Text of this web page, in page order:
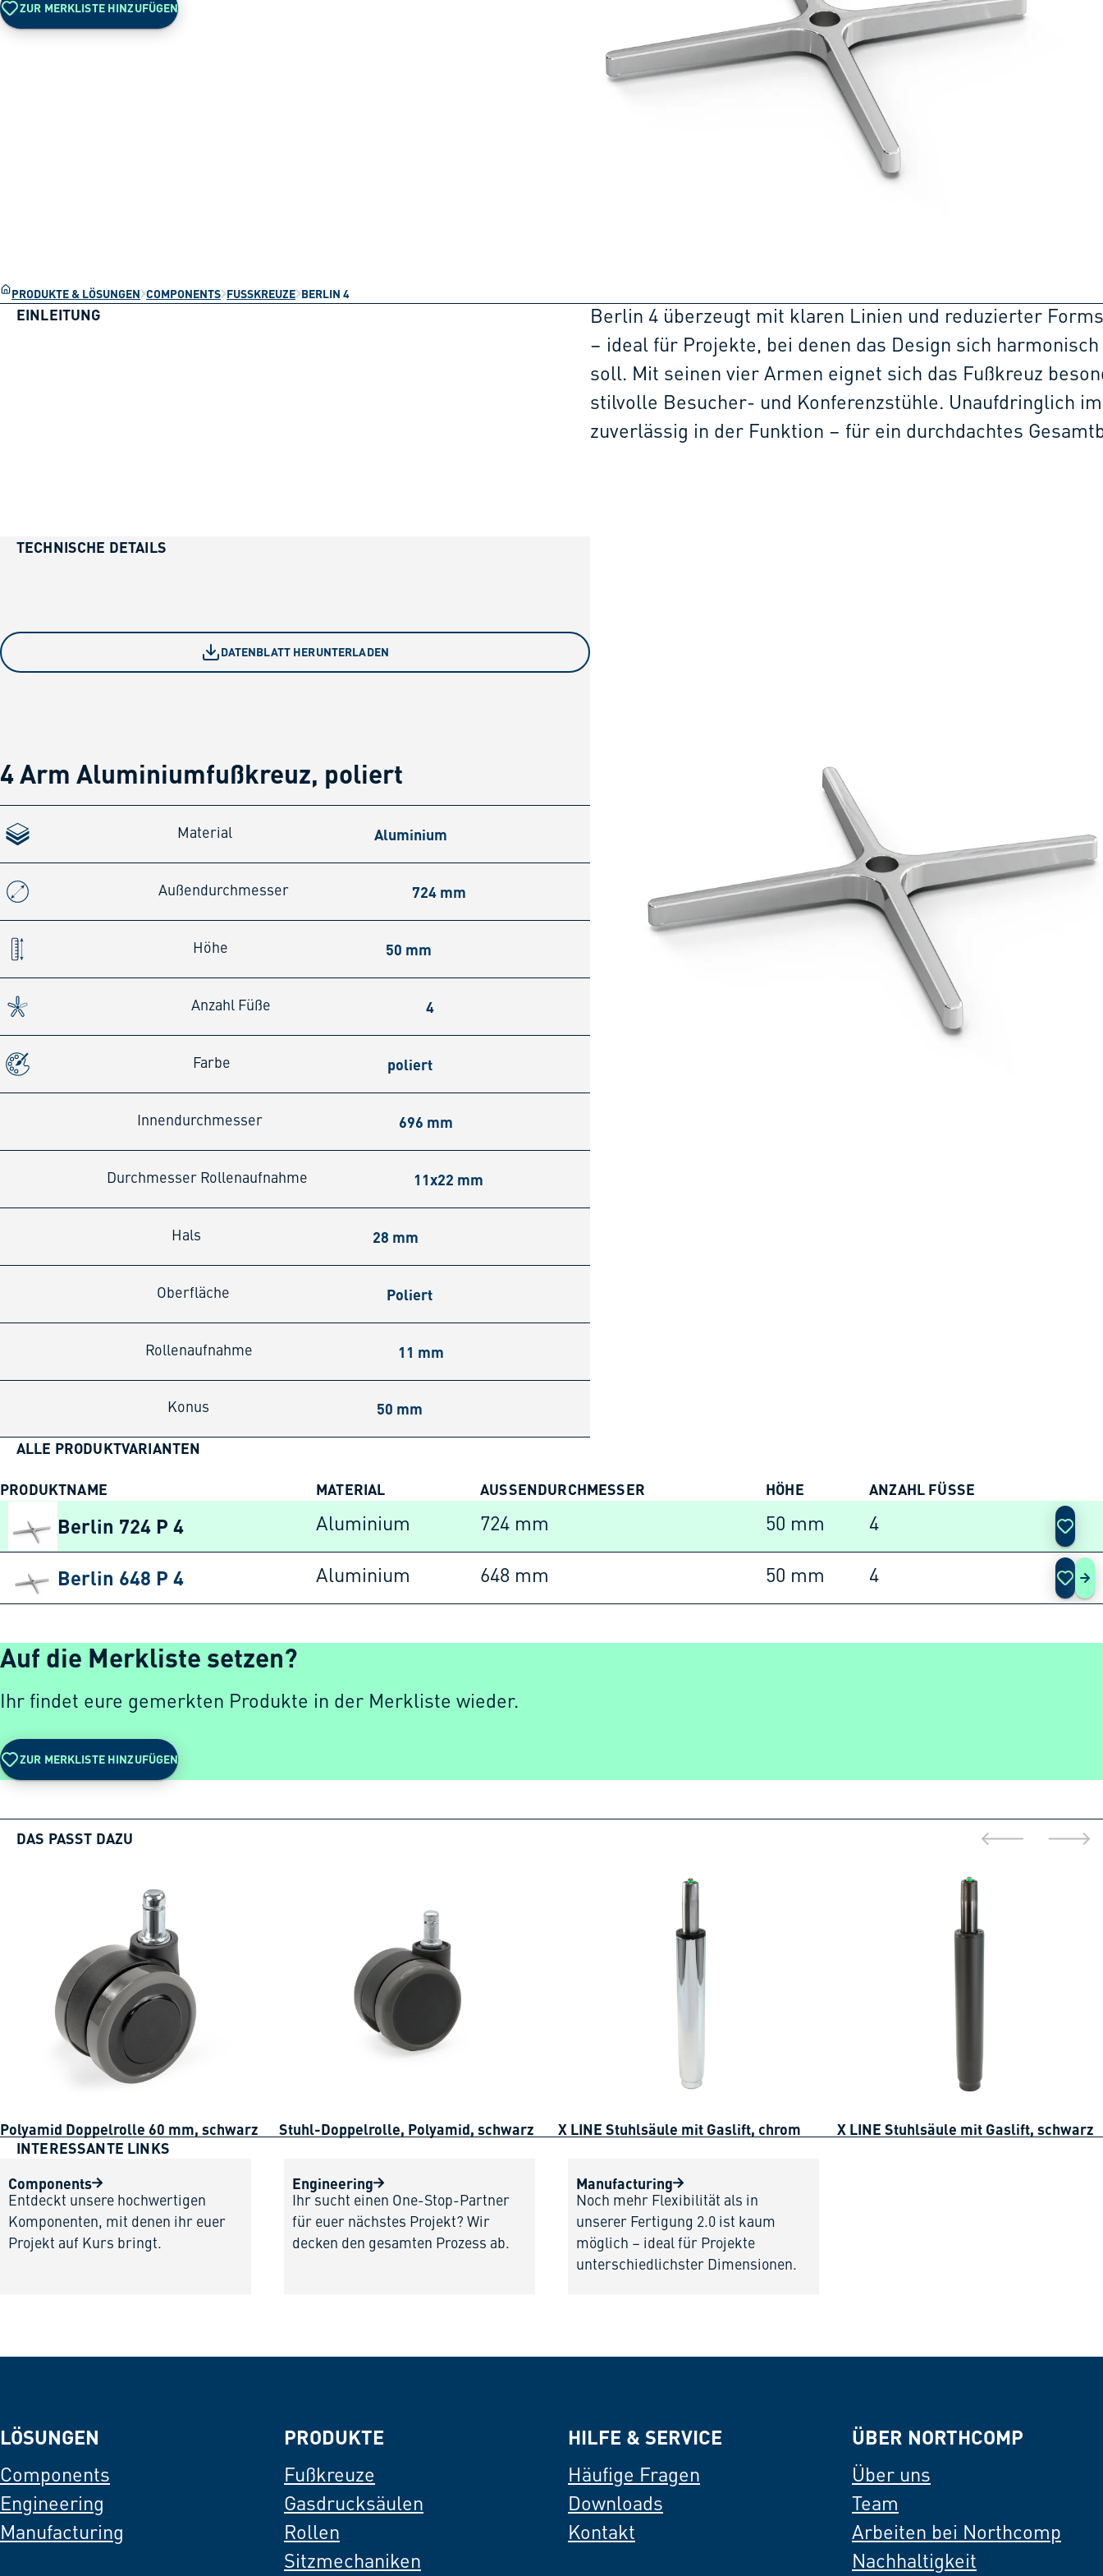
ZUR MERKLISTE HINZUFÜGEN
PRODUKTE & LÖSUNGEN COMPONENTS FUSSKREUZE BERLIN 4
EINLEITUNG
Berlin 4 überzeugt mit klaren Linien und reduzierter
– ideal für Projekte, bei denen das Design sich
soll. Mit seinen vier Armen eignet sich das Fußkreuz
stilvolle Besucher- und Konferenzstühle. Unaufdringlich
zuverlässig in der Funktion – für ein durchdachtes
TECHNISCHE DETAILS
DATENBLATT HERUNTERLADEN
4 Arm Aluminiumfußkreuz, poliert
Material Aluminium
Außendurchmesser 724 mm
Höhe 50 mm
Anzahl Füße 4
Farbe poliert
Innendurchmesser 696 mm
Durchmesser Rollenaufnahme 11x22 mm
Hals 28 mm
Oberfläche Poliert
Rollenaufnahme 11 mm
Konus 50 mm
ALLE PRODUKTVARIANTEN
PRODUKTNAME MATERIAL AUSSENDURCHMESSER HÖHE ANZAHL FÜSSE
Berlin 724 P 4 Aluminium 724 mm 50 mm 4
Berlin 648 P 4 Aluminium 648 mm 50 mm 4
Auf die Merkliste setzen?
Ihr findet eure gemerkten Produkte in der Merkliste wieder.
ZUR MERKLISTE HINZUFÜGEN
DAS PASST DAZU
gehe zurgehe
Polyamid Doppelrolle 60 mm, schwarz Stuhl-Doppelrolle, Polyamid, schwarz X LINE Stuhlsäule mit Gaslift, chrom
X LINE Stuhlsäule mit Gaslift, schwarz
INTERESSANTE LINKS
Components
Entdeckt unsere hochwertigen
Komponenten, mit denen ihr euer
Projekt auf Kurs bringt.
Engineering
Ihr sucht einen One-Stop-Partner
für euer nächstes Projekt? Wir
decken den gesamten Prozess ab.
Manufacturing
Noch mehr Flexibilität als in
unserer Fertigung 2.0 ist kaum
möglich – ideal für Projekte
unterschiedlichster Dimensionen.
LÖSUNGEN
Components
Engineering
Manufacturing
PRODUKTE
Fußkreuze
Gasdrucksäulen
Rollen
Sitzmechaniken
HILFE & SERVICE
Häufige Fragen
Downloads
Kontakt
ÜBER NORTHCOMP
Über uns
Team
Arbeiten bei Northcomp
Nachhaltigkeit